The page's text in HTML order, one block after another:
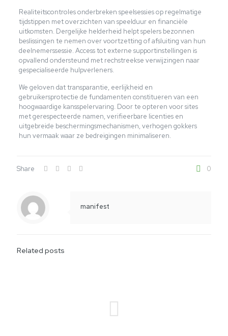
Realiteitscontroles onderbreken speelsessies op regelmatige
tijdstippen met overzichten van speelduur en financiële
uitkomsten. Dergelijke helderheid helpt spelers bezonnen
beslissingen te nemen over voortzetting of afsluiting van hun
deelnemerssessie. Access tot externe supportinstellingen is
opvallend ondersteund met rechstreekse verwijzingen naar
gespecialiseerde hulpverleners.
We geloven dat transparantie, eerlijkheid en
gebruikersprotectie de fundamenten constitueren van een
hoogwaardige kansspelervaring. Door te opteren voor sites
met gerespecteerde namen, verifieerbare licenties en
uitgebreide beschermingsmechanismen, verhogen gokkers
hun vermaak waar ze bedreigingen minimaliseren.
Share 0
manifest
Related posts